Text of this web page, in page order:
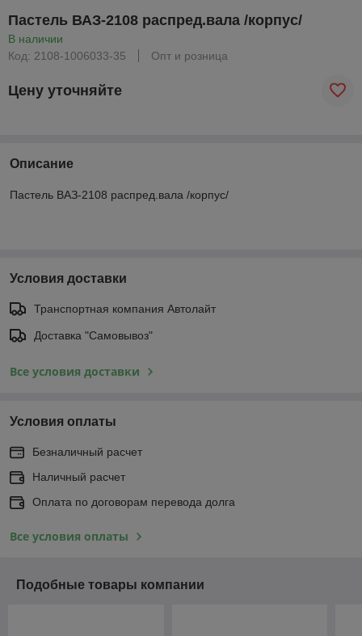
Пастель ВАЗ-2108 распред.вала /корпус/
В наличии
Код: 2108-1006033-35
Опт и розница
Цену уточняйте
Описание
Пастель ВАЗ-2108 распред.вала /корпус/
Условия доставки
Транспортная компания Автолайт
Доставка "Самовывоз"
Все условия доставки
Условия оплаты
Безналичный расчет
Наличный расчет
Оплата по договорам перевода долга
Все условия оплаты
Подобные товары компании